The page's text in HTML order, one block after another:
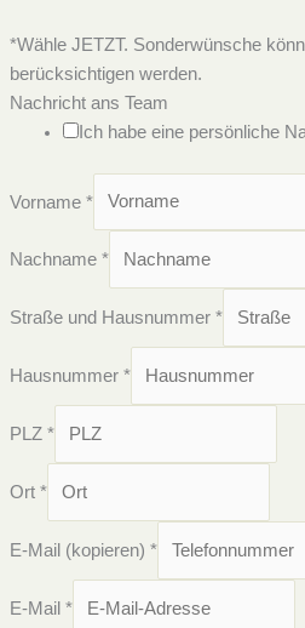
*Wähle JETZT. Sonderwünsche
berücksichtigen werden.
Nachricht ans Team
Ich habe eine persönliche
Vorname *
Nachname *
Straße und Hausnummer *
Hausnummer *
PLZ *
Ort *
E-Mail (kopieren) *
E-Mail *